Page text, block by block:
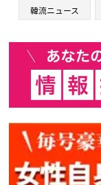
韓流ニュース